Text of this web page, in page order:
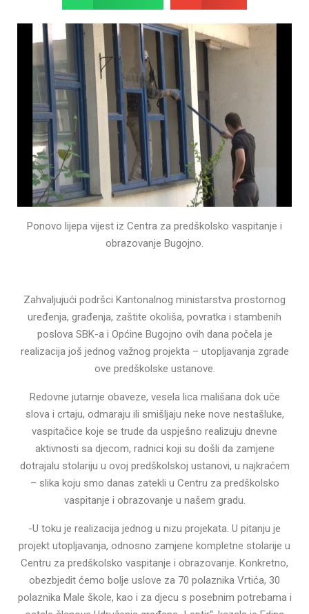
Ponovo lijepa vijest iz Centra za predškolsko vaspitanje i
obrazovanje Bugojno.
Zahvaljujući podršci Kantonalnog ministarstva prostornog
uređenja, građenja, zaštite okoliša, povratka i stambenih
poslova SBK-a i Općine Bugojno ovih dana počela je
realizacija još jednog važnog projekta – utopljavanja zgrade
ove predškolske ustanove.
Redovne jutarnje obaveze, vesela lica mališana dok uče
slova i crtaju, odmaraju ili smišljaju neke nove nestašluke,
vaspitačice koje se trude da uspješno realizuju dnevne
aktivnosti sa djecom, radnici koji su došli da zamjene
dotrajalu stolariju u ovoj predškolskoj ustanovi, u najkraćem
– slika koju smo danas zatekli u Centru za predškolsko
vaspitanje i obrazovanje u našem gradu.
-U toku je realizacija jednog u nizu projekata. U pitanju je
projekt utopljavanja, odnosno zamjene kompletne stolarije u
Centru za predškolsko vaspitanje i obrazovanje. Konkretno,
obezbjedit ćemo bolje uslove za 70 polaznika Vrtića, 30
polaznika Male škole, kao i za djecu s posebnim potrebama i